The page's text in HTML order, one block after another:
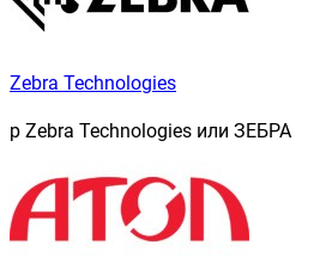
Zebra Technologies
p Zebra Technologies или ЗЕБРА